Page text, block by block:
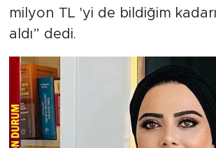
milyon TL 'yi de bildiğim
aldı” dedi.